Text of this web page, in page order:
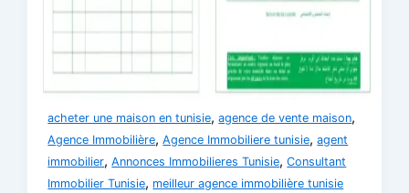
acheter une maison en tunisie,agence de vente maison,
Agence Immobilière,Agence Immobiliere tunisie,agent
immobilier,Annonces Immobilieres Tunisie,Consultant
Immobilier Tunisie, meilleur agence immobilière tunisie